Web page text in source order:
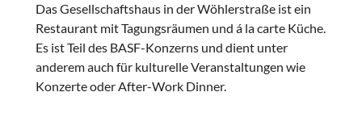
Das Gesellschaftshaus in der Wöhlerstraße ist ein
Restaurant mit Tagungsräumen und á la carte Küche.
Es ist Teil des BASF-Konzerns und dient unter
anderem auch für kulturelle Veranstaltungen wie
Konzerte oder After-Work Dinner.